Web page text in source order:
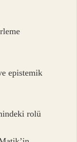
epistemik
rolü